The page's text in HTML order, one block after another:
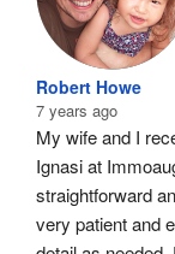
Robert Howe
7 years ago
My wife and I
Ignasi at
straightforward
very patient and